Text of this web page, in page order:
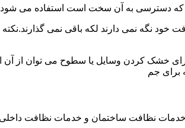
خود نگه نمی دارند لکه باقی نمی
برای خشک کردن وسایل یا سطوح می توان از
برای جم
نظافت ساختمان و خدمات نظافت داخلی